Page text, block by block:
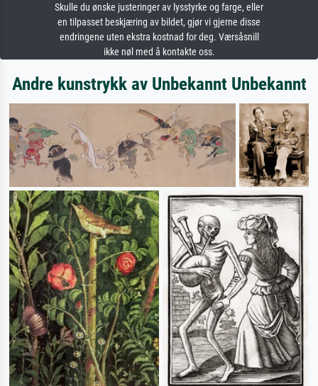
Skulle du ønske justeringer av lysstyrke og farge, eller
en tilpasset beskjæring av bildet, gjør vi gjerne disse
endringene uten ekstra kostnad for deg. Værsåsnill
ikke nøl med å kontakte oss.
Andre kunstrykk av Unbekannt Unbekannt